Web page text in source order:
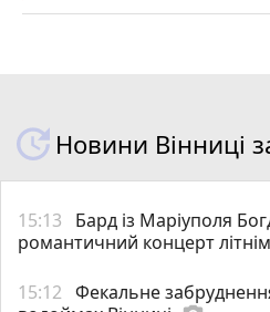
Новини Вінниці
15:13
Бард із Маріуполя
романтичний концерт
15:12 Фекальне